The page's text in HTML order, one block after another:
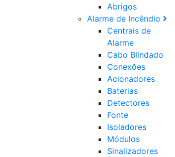
Abrigos
Alarme de Incêndio
Centrais de
Alarme
Cabo Blindado
Conexões
Acionadores
Baterias
Detectores
Fonte
Isoladores
Módulos
Sinalizadores